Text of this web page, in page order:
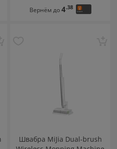
Вернём до4.38
Швабра MiJia Dual-brush